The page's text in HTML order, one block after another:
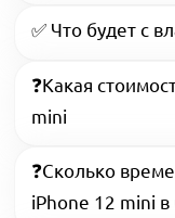
✅ Что будет с
❓Какая
mini
❓Сколько
iPhone 12 mini в